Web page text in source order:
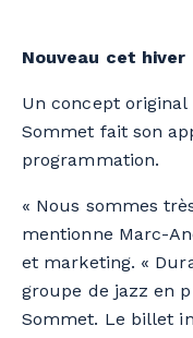
Nouveau cet hiver
Un concept
Sommet fait son
programmation.
« Nous sommes
mentionne Marc-
et marketing. «
groupe de jazz en
Sommet. Le billet